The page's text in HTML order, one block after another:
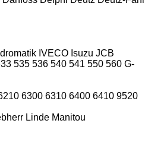
IVECO Isuzu JCB
535 536 540 541 550 560 G-
6300 6310 6400 6410 9520
Linde Manitou